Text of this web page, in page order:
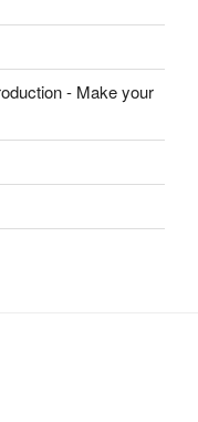
- Make your